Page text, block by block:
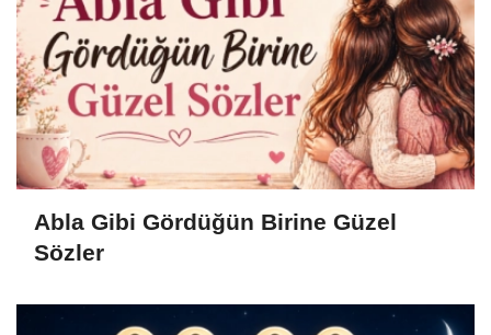
Abla Gibi Gördüğün Birine Güzel
Sözler